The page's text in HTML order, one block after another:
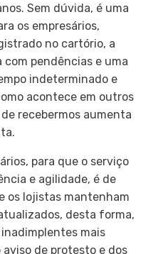
Sem dúvida, é uma
os empresários,
no cartório, a
pendências e uma
indeterminado e
acontece em outros
recebermos aumenta
para que o serviço
e agilidade, é de
os lojistas mantenham
desta forma,
mais
de protesto e dos